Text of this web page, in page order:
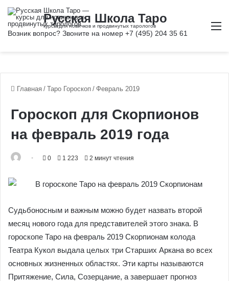
Главная / Таро Гороскоп / Февраль 2019
Гороскоп для Скорпионов
на февраль 2019 года
0 1 223 2 минут чтения
Судьбоносным и важным можно будет назвать второй
месяц нового года для представителей этого знака. В
гороскопе Таро на февраль 2019 Скорпионам колода
Театра Кукол выдала целых три Старших Аркана во всех
основных жизненных областях. Эти карты называются
Притяжение, Сила, Созерцание, а завершает прогноз